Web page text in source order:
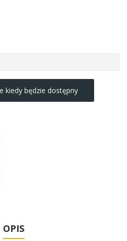
kiedy będzie dostępny
OPIS